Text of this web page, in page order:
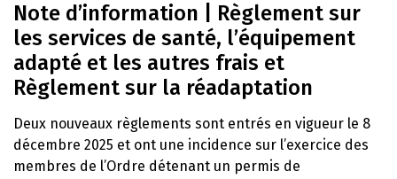
Note d’information | Règlement sur
les services de santé, l’équipement
adapté et les autres frais et
Règlement sur la réadaptation
Deux nouveaux règlements sont entrés en vigueur le 8
décembre 2025 et ont une incidence sur l’exercice des
membres de l’Ordre détenant un permis de